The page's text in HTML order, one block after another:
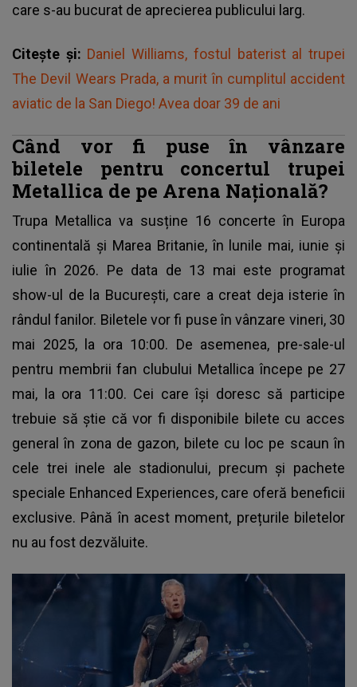
care s-au bucurat de aprecierea publicului larg.
Citește și: Daniel Williams, fostul baterist al trupei
The Devil Wears Prada, a murit în cumplitul accident
aviatic de la San Diego! Avea doar 39 de ani
Când vor fi puse în vânzare
biletele pentru concertul trupei
Metallica de pe Arena Națională?
Trupa Metallica va susține 16 concerte în Europa
continentală şi Marea Britanie, în lunile mai, iunie şi
iulie în 2026. Pe data de 13 mai este programat
show-ul de la București, care a creat deja isterie în
rândul fanilor. Biletele vor fi puse în vânzare vineri, 30
mai 2025, la ora 10:00. De asemenea, pre-sale-ul
pentru membrii fan clubului Metallica începe pe 27
mai, la ora 11:00. Cei care își doresc să participe
trebuie să știe că vor fi disponibile bilete cu acces
general în zona de gazon, bilete cu loc pe scaun în
cele trei inele ale stadionului, precum şi pachete
speciale Enhanced Experiences, care oferă beneficii
exclusive. Până în acest moment, prețurile biletelor
nu au fost dezvăluite.